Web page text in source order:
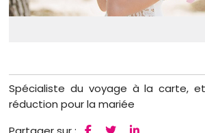
Spécialiste du voyage à la carte,
réduction pour la mariée